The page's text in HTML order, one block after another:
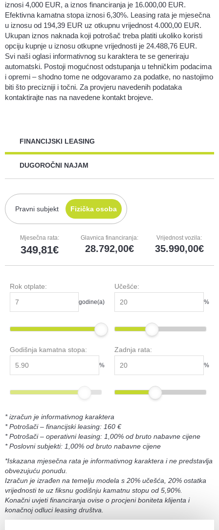
iznosi 4,000 EUR, a iznos financiranja je 16.000,00 EUR.
Efektivna kamatna stopa iznosi 6,30%. Leasing rata je mjesečna
u iznosu od 194,39 EUR uz otkupnu vrijednost 4.000,00 EUR.
Ukupan iznos naknada koji potrošač treba platiti ukoliko koristi
opciju kupnje u iznosu otkupne vrijednosti je 24.488,76 EUR.
Svi naši oglasi informativnog su karaktera te se generiraju
automatski. Postoji mogućnost odstupanja u tehničkim podacima
i opremi – shodno tome ne odgovaramo za podatke, no nastojimo
biti što precizniji i točni. Za provjeru navedenih podataka
kontaktirajte nas na navedene kontakt brojeve.
FINANCIJSKI LEASING
DUGOROČNI NAJAM
Pravni subjekt Fizička osoba
Mjesečna rata:
349,81
Glavnica financiranja:
28.792,00
Vrijednost vozila:
35.990,00
Rok otplate:
godine(a)
Učešće:
%
Godišnja kamatna stopa:
%
Zadnja rata:
%
* izračun je informativnog karaktera
* Potrošači – financijski leasing: 160 €
* Potrošači – operativni leasing: 1,00% od bruto nabavne cijene
* Poslovni subjekti: 1,00% od bruto nabavne cijene
*Iskazana mjesečna rata je informativnog karaktera i ne predstavlja
obvezujuću ponudu.
Izračun je izrađen na temelju modela s 20% učešća, 20% ostatka
vrijednosti te uz fiksnu godišnju kamatnu stopu od 5,90%.
Konačni uvjeti financiranja ovise o procjeni boniteta klijenta i
konačnoj odluci leasing društva.